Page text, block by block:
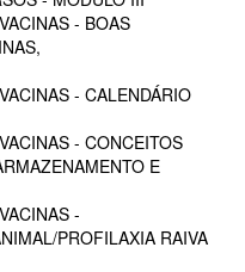
- BOAS
- CALENDÁRIO
- CONCEITOS
E
-
PROFILAXIA RAIVA